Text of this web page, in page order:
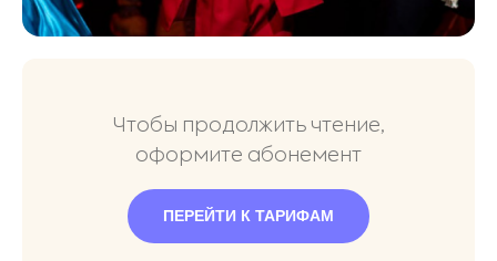
Чтобы продолжить чтение,
оформите абонемент
ПЕРЕЙТИ К ТАРИФАМ